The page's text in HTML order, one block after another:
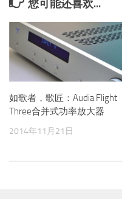
您可能还喜欢...
如歌者，歌匠：Audia Flight
Three合并式功率放大器
2014年11月21日